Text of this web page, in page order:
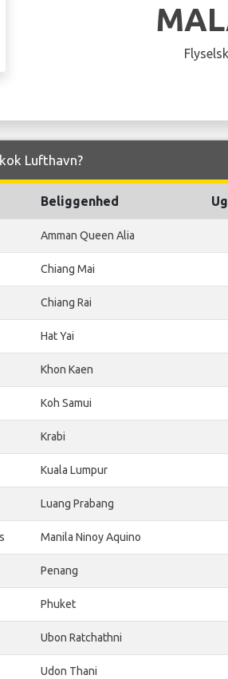
Lufthavn?
Beliggenhed
Amman Queen Alia
Chiang Mai
Chiang Rai
Hat Yai
Khon Kaen
Koh Samui
Krabi
Kuala Lumpur
Luang Prabang
Manila Ninoy Aquino
Penang
Phuket
Ubon Ratchathni
Udon Thani